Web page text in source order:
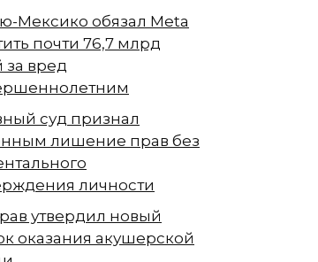
Мексико обязал Meta
почти 76,7 млрд
за вред
суд признал
лишение прав без
личности
утвердил новый
оказания акушерской